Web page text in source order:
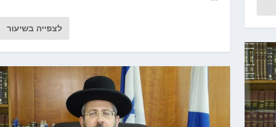
לצפייה בשיעור